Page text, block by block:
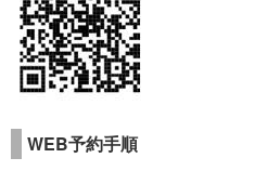
WEB予約手順